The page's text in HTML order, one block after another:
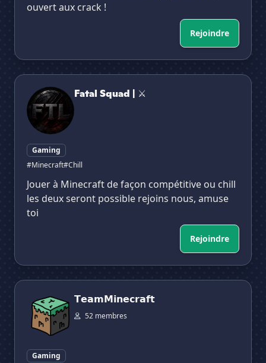
ouvert aux crack !
Rejoindre
Fatal Squad | ⚔
Fatal Squad | ⚔
Gaming
#Minecraft#Chill
Jouer à Minecraft de façon compétitive ou chill
les deux seront possible rejoins nous, amuse
toi
Rejoindre
𝗧𝗲𝗮𝗺𝗠𝗶𝗻𝗲𝗰𝗿𝗮𝗳𝘁
𝗧𝗲𝗮𝗺𝗠𝗶𝗻𝗲𝗰𝗿𝗮𝗳𝘁
52 membres
Gaming